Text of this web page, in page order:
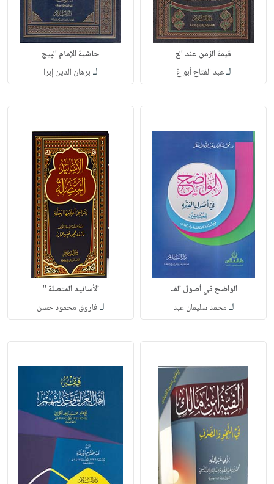
قيمة الزمن عند الع
لـعبد الفتاح أبو غ
حاشية الإمام البيج
لـ برهان الدين إبرا
الواضح في أصول الف
لـ محمد سليمان عبد
الأسانيد المتصلة "
لـفاروق محمود حسن